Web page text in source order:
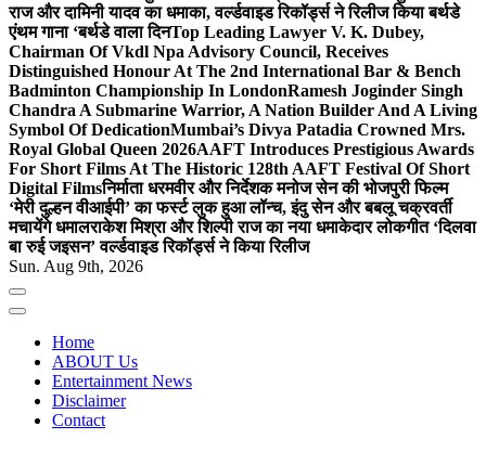
राज और दामिनी यादव का धमाका, वर्ल्डवाइड रिकॉर्ड्स ने रिलीज किया बर्थडे
एंथम गाना ‘बर्थडे वाला दिनTop Leading Lawyer V. K. Dubey,
Chairman Of Vkdl Npa Advisory Council, Receives
Distinguished Honour At The 2nd International Bar & Bench
Badminton Championship In LondonRamesh Joginder Singh
Chandra A Submarine Warrior, A Nation Builder And A Living
Symbol Of DedicationMumbai’s Divya Patadia Crowned Mrs.
Royal Global Queen 2026AAFT Introduces Prestigious Awards
For Short Films At The Historic 128th AAFT Festival Of Short
Digital Filmsनिर्माता धरमवीर और निर्देशक मनोज सेन की भोजपुरी फिल्म
‘मेरी दुल्हन वीआईपी’ का फर्स्ट लुक हुआ लॉन्च, इंदु सेन और बबलू चक्रवर्ती
मचायेंगे धमालराकेश मिश्रा और शिल्पी राज का नया धमाकेदार लोकगीत ‘दिलवा
बा रुई जइसन’ वर्ल्डवाइड रिकॉर्ड्स ने किया रिलीज
Sun. Aug 9th, 2026
Home
ABOUT Us
Entertainment News
Disclaimer
Contact